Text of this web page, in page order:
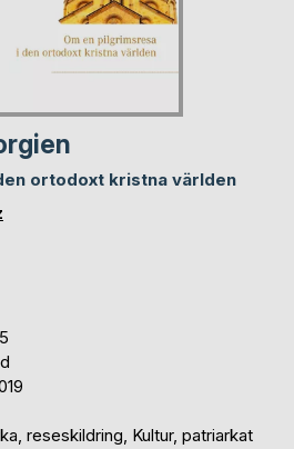
ortodoxt kristna världen
reseskildring, Kultur, patriarkat